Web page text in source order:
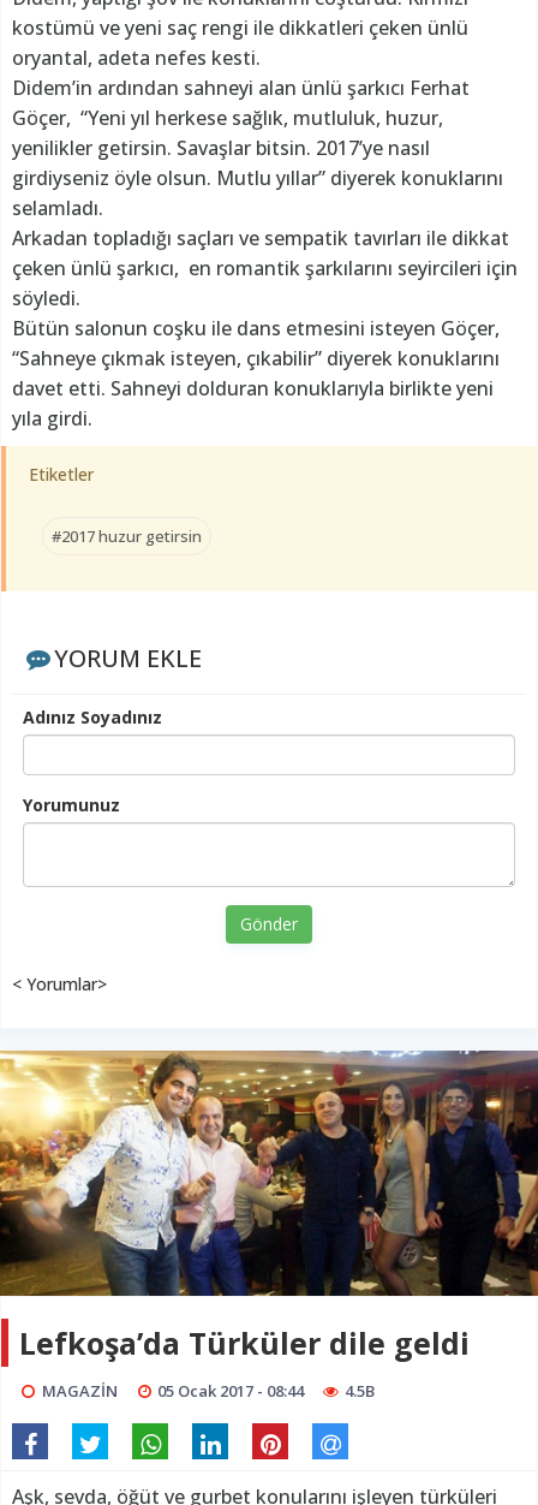
kostümü ve yeni saç rengi ile dikkatleri çeken ünlü
oryantal, adeta nefes kesti.
Didem’in ardından sahneyi alan ünlü şarkıcı Ferhat
Göçer, “Yeni yıl herkese sağlık, mutluluk, huzur,
yenilikler getirsin. Savaşlar bitsin. 2017’ye nasıl
girdiyseniz öyle olsun. Mutlu yıllar” diyerek konuklarını
selamladı.
Arkadan topladığı saçları ve sempatik tavırları ile dikkat
çeken ünlü şarkıcı, en romantik şarkılarını seyircileri için
söyledi.
Bütün salonun coşku ile dans etmesini isteyen Göçer,
“Sahneye çıkmak isteyen, çıkabilir” diyerek konuklarını
davet etti. Sahneyi dolduran konuklarıyla birlikte yeni
yıla girdi.
Etiketler
#2017 huzur getirsin
YORUM EKLE
Adınız Soyadınız
Yorumunuz
Gönder
< Yorumlar>
Lefkoşa’da Türküler dile geldi
MAGAZİN 05 Ocak 2017 - 08:44 4.5B
Aşk, sevda, öğüt ve gurbet konularını işleyen türküleri